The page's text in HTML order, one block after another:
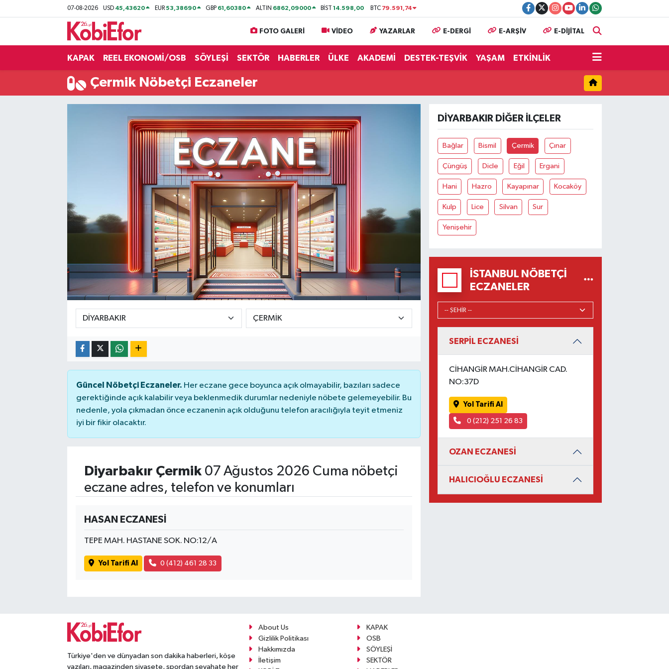
07-08-2026 USD 45,43620 EUR53,38690 GBP 61,60380 ALTIN 6862,09000 BİST14.598,00 BTC 79.591,74
FOTO GALERİ VİDEO YAZARLAR E-DERGİ E-ARŞİV E-DİJİTAL
KAPAK REEL EKONOMİ/OSB SÖYLEŞİ SEKTÖR HABERLER ÜLKE AKADEMİ DESTEK-TEŞVİK YAŞAM ETKİNLİK
Çermik Nöbetçi Eczaneler
Güncel Nöbetçi Eczaneler. Her eczane gece boyunca açık olmayabilir, bazıları sadece
gerektiğinde açık kalabilir veya beklenmedik durumlar nedeniyle nöbete gelemeyebilir. Bu
nedenle, yola çıkmadan önce eczanenin açık olduğunu telefon aracılığıyla teyit etmeniz
iyi bir fikir olacaktır.
Diyarbakır Çermik07 Ağustos 2026 Cuma nöbetçi
eczane adres, telefon ve konumları
HASAN ECZANESİ
TEPE MAH. HASTANE SOK. NO:12/A
Yol Tarifi Al 0 (412) 461 28 33
DIYARBAKIR DIĞER İLÇELER
Bağlar Bismil Çermik Çınar
Çüngüş Dicle Eğil Ergani
Hani Hazro Kayapınar Kocaköy
Kulp Lice Silvan Sur
Yenişehir
İSTANBUL NÖBETÇI
ECZANELER
SERPİL ECZANESİ
CİHANGİR MAH.CİHANGİR CAD.
NO:37D
Yol Tarifi Al
0 (212) 251 26 83
OZAN ECZANESİ
HALICIOĞLU ECZANESİ
Türkiye'den ve dünyadan son dakika haberleri, köşe
yazıları, magazinden siyasete, spordan seyahate her
About Us
KAPAK
Gizlilik Politikası
OSB
Hakkımızda
SÖYLEŞİ
İletişim
SEKTÖR
BİLİŞİM PANO
DESTEK-TEŞVİK
ŞİRKET PANO